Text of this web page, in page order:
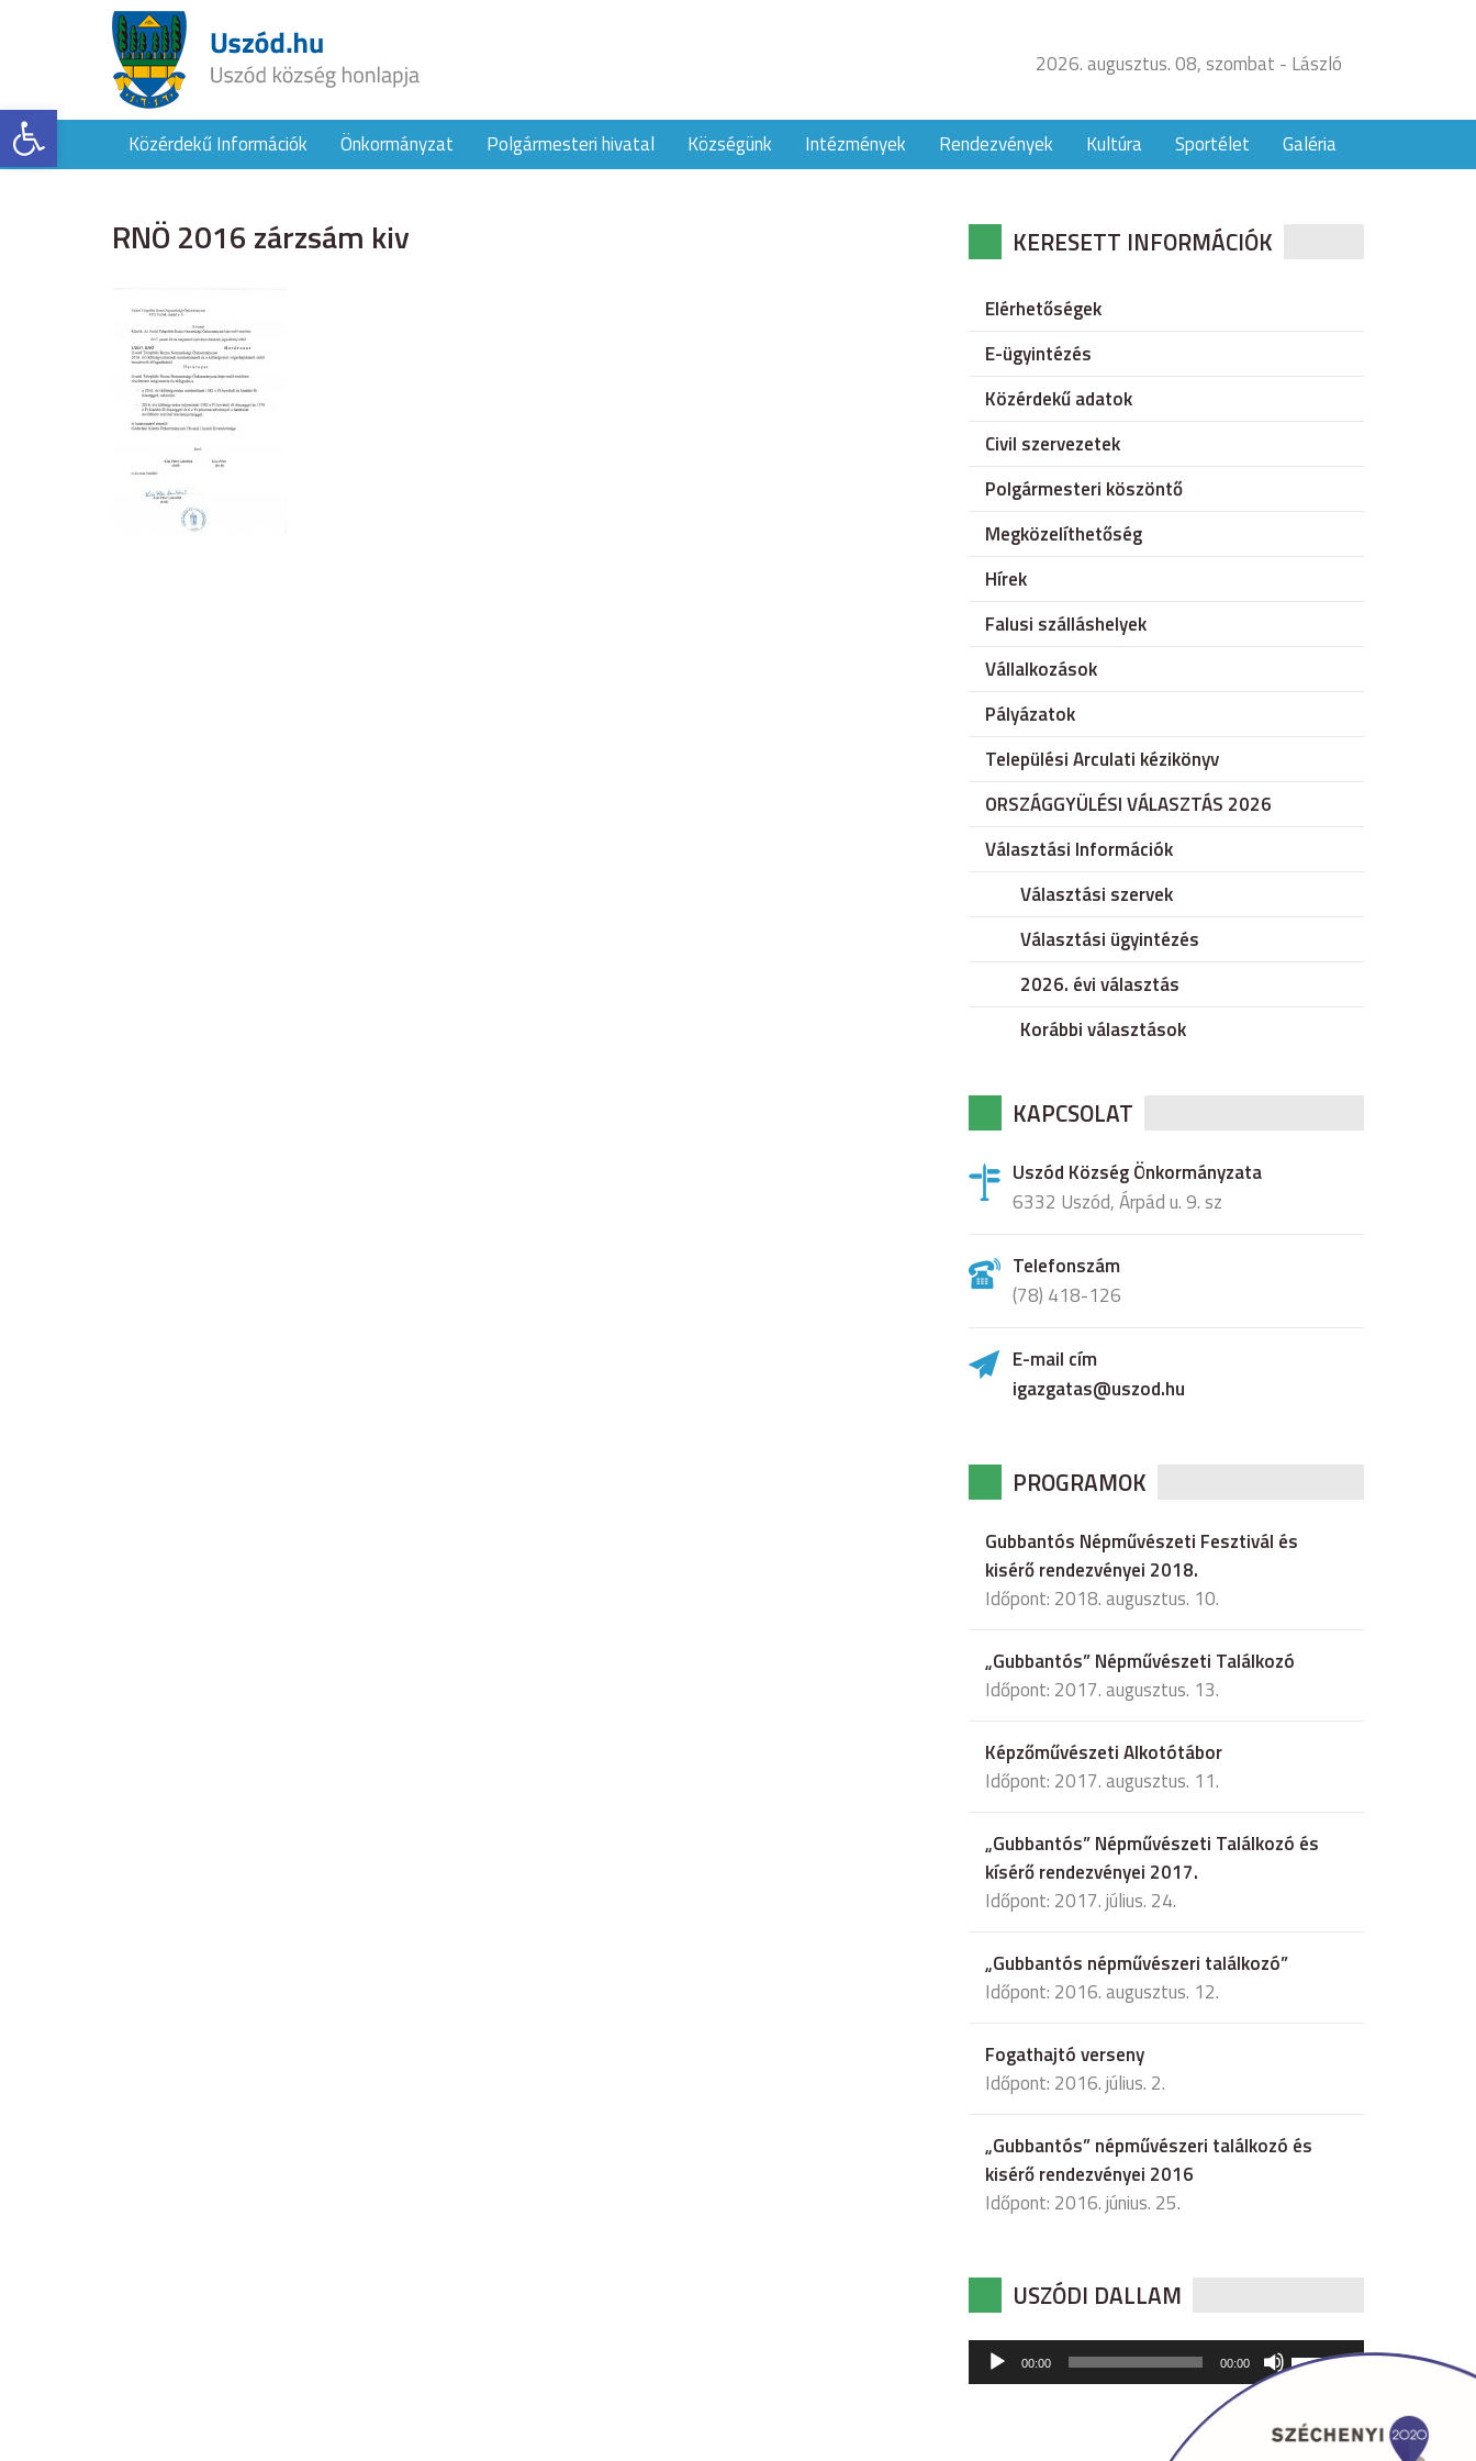
Eszköztár megnyitása
2026. augusztus. 08, szombat - László
Közérdekű Információk Önkormányzat Polgármesteri hivatal Községünk Intézmények Rendezvények Kultúra Sportélet Galéria
RNÖ 2016 zárzsám kiv KERESETT INFORMÁCIÓK
Elérhetőségek
E-ügyintézés
Közérdekű adatok
Civil szervezetek
Polgármesteri köszöntő
Megközelíthetőség
Hírek
Falusi szálláshelyek
Vállalkozások
Pályázatok
Települési Arculati kézikönyv
ORSZÁGGYÜLÉSI VÁLASZTÁS 2026
Választási Információk
Választási szervek
Választási ügyintézés
2026. évi választás
Korábbi választások
KAPCSOLAT
Uszód Község Önkormányzata
6332 Uszód, Árpád u. 9. sz
Telefonszám
(78) 418-126
E-mail cím
igazgatas@uszod.hu
PROGRAMOK
Gubbantós Népművészeti Fesztivál és
kisérő rendezvényei 2018.
Időpont: 2018. augusztus. 10.
„Gubbantós” Népművészeti Találkozó
Időpont: 2017. augusztus. 13.
Képzőművészeti Alkotótábor
Időpont: 2017. augusztus. 11.
„Gubbantós” Népművészeti Találkozó és
kísérő rendezvényei 2017.
Időpont: 2017. július. 24.
„Gubbantós népművészeri találkozó”
Időpont: 2016. augusztus. 12.
Fogathajtó verseny
Időpont: 2016. július. 2.
„Gubbantós” népművészeri találkozó és
kisérő rendezvényei 2016
Időpont: 2016. június. 25.
USZÓDI DALLAM
Audió
lejátszó
00:00 00:00
hangerő
csökkentéséhez